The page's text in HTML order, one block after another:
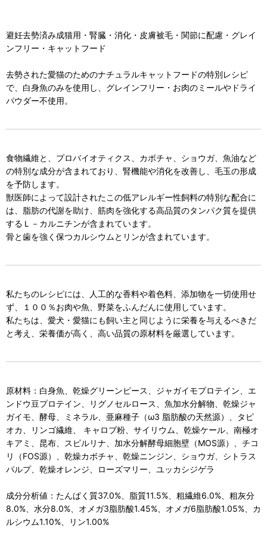
避妊去勢済み成猫用・腎臓・消化・皮膚被毛・関節に配慮・グレイ
ンフリー・キャットフード
去勢された愛猫のためのナチュラルキャットフードの特別レシピ
で、白身魚のみを使用し、グレインフリー・お肉のミールやドライ
パウダー不使用。
食物繊維と、プロバイオティクス、カボチャ、ショウガ、魚油など
の特別な成分が含まれており、腎機能や消化を改善し、毛玉の形成
を予防します。
獣医師によって設計されたこの低アレルギー性飼料の特別な配合に
は、脂肪の代謝を助け、筋肉を強化する高品質のタンパク質を提供
するＬ－カルニチンが含まれています。
骨と歯を強く保つカルシウムとリンが含まれています。
私たちのレシピには、人工的な香料や着色料、添加物を一切使用せ
ず、１００％お肉や魚、野菜をふんだんに使用しています。
私たちは、愛犬・愛猫にも飼い主と同じように栄養を与えるべきだ
と考え、栄養価が高く、高い品質の原材料を厳選しています。
原材料：白身魚、乾燥グリーンピース、ジャガイモプロテイン、エ
ンドウ豆プロテイン、リグノセルロース、魚加水分解物、乾燥ジャ
ガイモ、酵母、ミネラル、亜麻種子（ω3 脂肪酸の天然源）、タピ
オカ、リンゴ繊維、 キャロブ粉、サイリウム、乾燥ケール、南極オ
キアミ、昆布、スピルリナ、加水分解酵母細胞壁（MOS源）、チコ
リ（FOS源）、乾燥カボチャ、乾燥ニンジン、ショウガ、シトラス
パルプ、乾燥オレンジ、ローズマリー、ユッカシジゲラ
成分分析値：たんぱく質37.0%、脂質11.5%、粗繊維6.0%、粗灰分
8.0%、水分8.0%、オメガ3脂肪酸1.45%、オメガ6脂肪酸1.05%、カ
ルシウム1.10%、リン1.00%